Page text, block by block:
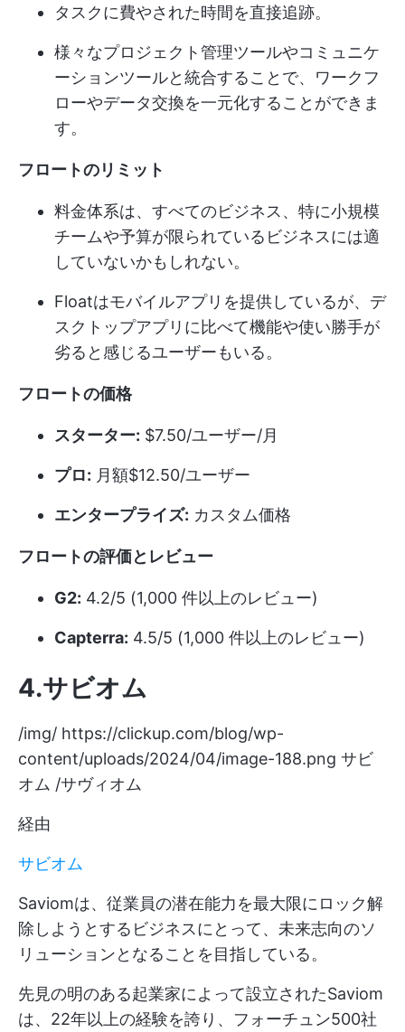
タスクに費やされた時間を直接追跡。
様々なプロジェクト管理ツールやコミュニケ
ーションツールと統合することで、ワークフ
ローやデータ交換を一元化することができま
す。
フロートのリミット
料金体系は、すべてのビジネス、特に小規模
チームや予算が限られているビジネスには適
していないかもしれない。
Floatはモバイルアプリを提供しているが、デ
スクトップアプリに比べて機能や使い勝手が
劣ると感じるユーザーもいる。
フロートの価格
スターター: $7.50/ユーザー/月
プロ: 月額$12.50/ユーザー
エンタープライズ: カスタム価格
フロートの評価とレビュー
G2: 4.2/5 (1,000 件以上のレビュー)
Capterra: 4.5/5 (1,000 件以上のレビュー)
4.サビオム
/img/ https://clickup.com/blog/wp-
content/uploads/2024/04/image-188.png サビ
オム /サヴィオム
経由
サビオム
Saviomは、従業員の潜在能力を最大限にロック解
除しようとするビジネスにとって、未来志向のソ
リューションとなることを目指している。
先見の明のある起業家によって設立されたSaviom
は、22年以上の経験を誇り、フォーチュン500社